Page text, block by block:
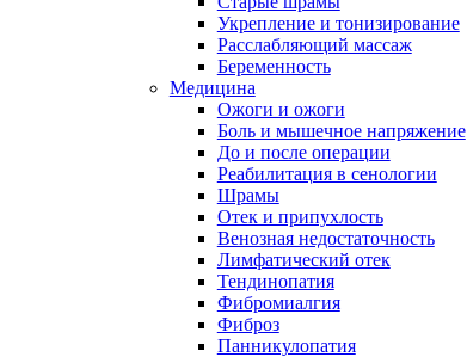
Укрепление и тонизирование
Расслабляющий массаж
Беременность
Медицина
Ожоги и ожоги
Боль и мышечное напряжение
До и после операции
Реабилитация в сенологии
Шрамы
Отек и припухлость
Венозная недостаточность
Лимфатический отек
Тендинопатия
Фибромиалгия
Фиброз
Панникулопатия